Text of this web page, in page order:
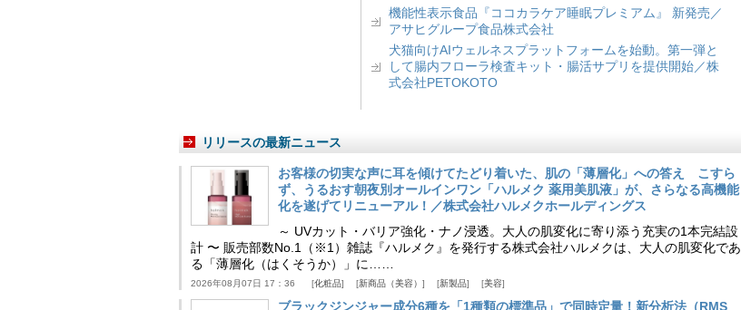
機能性表示食品『ココカラケア睡眠プレミアム』 新発売／
アサヒグループ食品株式会社
犬猫向けAIウェルネスプラットフォームを始動。第一弾と
して腸内フローラ検査キット・腸活サプリを提供開始／株
式会社PETOKOTO
リリースの最新ニュース
お客様の切実な声に耳を傾けてたどり着いた、肌の「薄層化」への答え こすら
ず、うるおす朝夜別オールインワン「ハルメク 薬用美肌液」が、さらなる高機能
化を遂げてリニューアル！／株式会社ハルメクホールディングス
～ UVカット・バリア強化・ナノ浸透。大人の肌変化に寄り添う充実の1本完結設
計 〜 販売部数No.1（※1）雑誌『ハルメク』を発行する株式会社ハルメクは、大人の肌変化であ
る「薄層化（はくそうか）」に……
2026年08月07日 17：36 化粧品 新商品（美容） 新製品 美容
ブラックジンジャー成分6種を「1種類の標準品」で同時定量！新分析法（RMS